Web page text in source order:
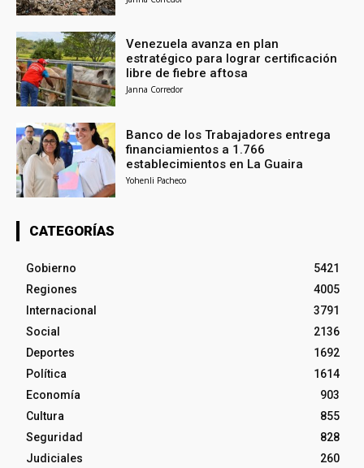
Venezuela avanza en plan
estratégico para lograr certificación
libre de fiebre aftosa
Janna Corredor
Banco de los Trabajadores entrega
financiamientos a 1.766
establecimientos en La Guaira
Yohenli Pacheco
CATEGORÍAS
Gobierno
5421
Regiones
4005
Internacional
3791
Social
2136
Deportes
1692
Política
1614
Economía
903
Cultura
855
Seguridad
828
Judiciales
260